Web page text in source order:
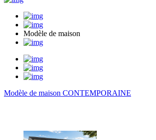
Modèle de maison
Modèle de maison CONTEMPORAINE